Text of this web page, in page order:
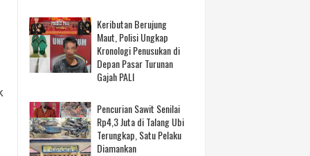
Keributan Berujung
Maut, Polisi Ungkap
Kronologi Penusukan di
Depan Pasar Turunan
Gajah PALI
Pencurian Sawit Senilai
Rp4,3 Juta di Talang Ubi
Terungkap, Satu Pelaku
Diamankan